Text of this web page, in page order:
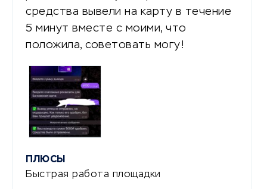
средства вывели на карту в течение
5 минут вместе с моими, что
положила, советовать могу!
ПЛЮСЫ
Быстрая работа площадки